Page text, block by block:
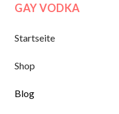
GAY VODKA
Startseite
Shop
Blog